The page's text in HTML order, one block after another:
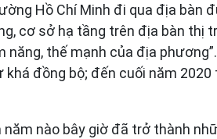
Hồ Chí Minh đi qua địa
cơ sở hạ tầng trên địa bàn
thế mạnh của địa
đồng bộ; đến cuối năm 2020
nào bây giờ đã trở thành